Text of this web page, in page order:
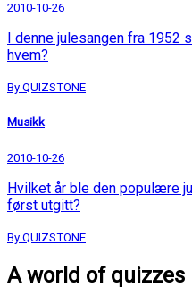
2010-10-26
I denne julesangen fra
hvem?
By QUIZSTONE
Musikk
2010-10-26
Hvilket år ble den populære
først utgitt?
By QUIZSTONE
A world of quizzes